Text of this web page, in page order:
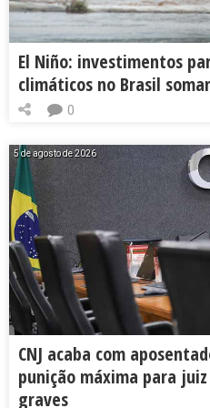
El Niño: investimentos
climáticos no Brasil
0
5 de agosto de 2026
CNJ acaba com
punição máxima para
graves